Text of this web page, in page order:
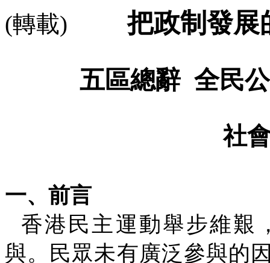
(轉載) 把政制發展
五區總辭 全民
社
一、前言
香港民主運動舉步維艱
與。民眾未有廣泛參與的